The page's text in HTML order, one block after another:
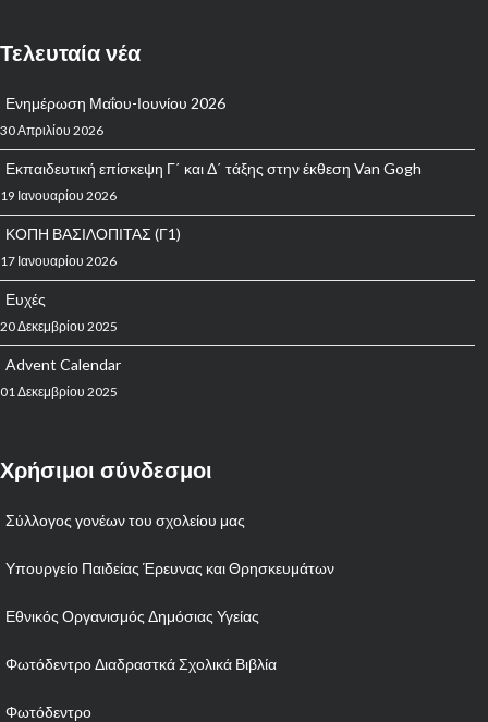
Τελευταία νέα
Ενημέρωση Μαΐου-Ιουνίου 2026
30 Απριλίου 2026
Εκπαιδευτική επίσκεψη Γ΄ και Δ΄ τάξης στην έκθεση Van Gogh
19 Ιανουαρίου 2026
ΚΟΠΗ ΒΑΣΙΛΟΠΙΤΑΣ (Γ1)
17 Ιανουαρίου 2026
Ευχές
20 Δεκεμβρίου 2025
Advent Calendar
01 Δεκεμβρίου 2025
Χρήσιμοι σύνδεσμοι
Σύλλογος γονέων του σχολείου μας
Υπουργείο Παιδείας Έρευνας και Θρησκευμάτων
Εθνικός Οργανισμός Δημόσιας Υγείας
Φωτόδεντρο Διαδραστκά Σχολικά Βιβλία
Φωτόδεντρο